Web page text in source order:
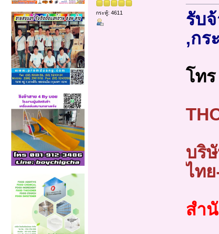
กระทู้: 4611
รับ
,กร
โท
บริ
ไท
สำ